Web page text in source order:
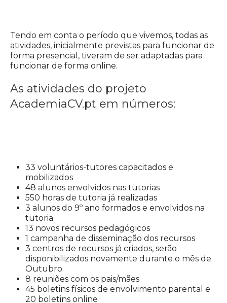
Tendo em conta o período que vivemos, todas as
atividades, inicialmente previstas para funcionar de
forma presencial, tiveram de ser adaptadas para
funcionar de forma online.
As atividades do projeto
AcademiaCV.pt em números:
33 voluntários-tutores capacitados e
mobilizados
48 alunos envolvidos nas tutorias
550 horas de tutoria já realizadas
3 alunos do 9º ano formados e envolvidos na
tutoria
13 novos recursos pedagógicos
1 campanha de disseminação dos recursos
3 centros de recursos já criados, serão
disponibilizados novamente durante o mês de
Outubro
8 reuniões com os pais/mães
45 boletins físicos de envolvimento parental e
20 boletins online